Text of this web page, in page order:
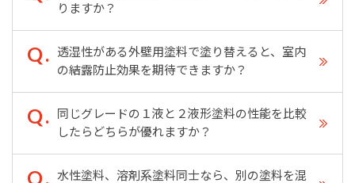
りますか？
透湿性がある外壁用塗料で塗り替えると、室内
の結露防止効果を期待できますか？
同じグレードの１液と２液形塗料の性能を比較
したらどちらが優れますか？
水性塗料、溶剤系塗料同士なら、別の塗料を混